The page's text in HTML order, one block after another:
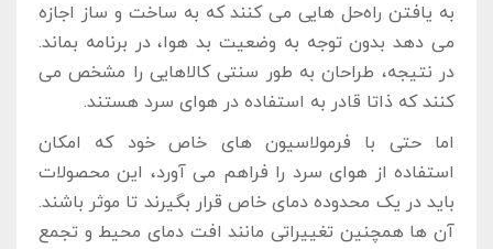
به یافتن راه‌حل‌ هایی می ‌کنند که به ساخت ‌و ساز اجازه
می ‌دهد بدون توجه به وضعیت بد هوا، در برنامه بماند.
در نتیجه، طراحان به طور سنتی کالاهایی را مشخص می‌
کنند که ذاتا قادر به استفاده در هوای سرد هستند.
اما حتی با فرمولاسیون‌ های خاص خود که امکان
استفاده از هوای سرد را فراهم می ‌آورد، این محصولات
باید در یک محدوده دمای خاص قرار بگیرند تا موثر باشند.
آن ‌ها همچنین تغییراتی مانند افت دمای محیط و تجمع